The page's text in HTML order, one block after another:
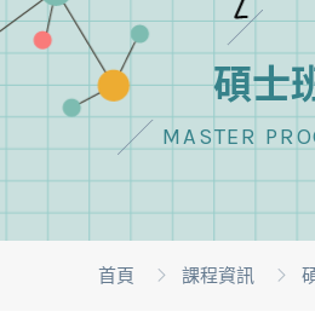
碩士
MASTER
首頁 課程資訊